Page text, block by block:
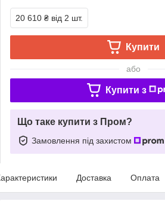
20 610 ₴ від 2 шт.
Купити
або
Купити з
Що таке купити з Пром?
Замовлення під захистом
Доставка Оплата